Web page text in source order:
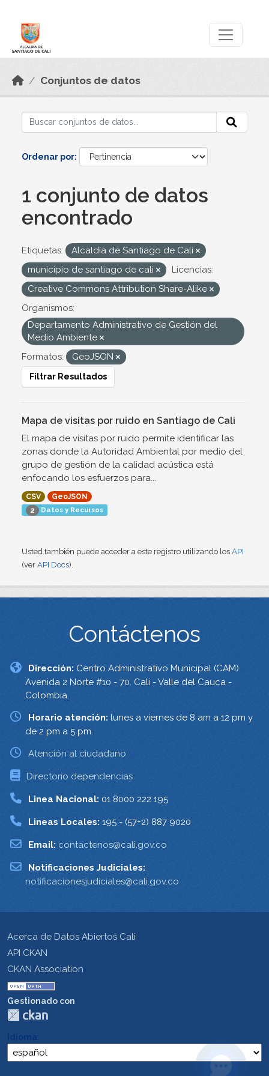
Conjuntos de datos
Ordenar por
1 conjunto de datos
encontrado
Etiquetas:
Alcaldía de Santiago de Cali
municipio de santiago de cali
Licencias:
Creative Commons Attribution Share-Alike
Organismos:
Departamento Administrativo de Gestión del
Medio Ambiente
Formatos:
GeoJSON
Filtrar Resultados
Mapa de visitas por ruido en Santiago de Cali
El mapa de visitas por ruido permite identificar las
zonas donde la Autoridad Ambiental por medio del
grupo de gestión de la calidad acústica está
enfocando los esfuerzos para...
CSV
GeoJSON
2 Datos y Recursos
Usted también puede acceder a este registro utilizando los API
(ver API Docs).
Contáctenos
Dirección: Centro Administrativo Municipal (CAM)
Avenida 2 Norte #10 - 70. Cali - Valle del Cauca -
Colombia.
Horario atención: lunes a viernes de 8 am a 12 pm y
de 2 pm a 5 pm.
Atención al ciudadano
Directorio dependencias
Linea Nacional: 01 8000 222 195
Lineas Locales: 195 - (57+2) 887 9020
Email: contactenos@cali.gov.co
Notificaciones Judiciales:
notificacionesjudiciales@cali.gov.co
Acerca de Datos Abiertos Cali
API CKAN
CKAN Association
Gestionado con